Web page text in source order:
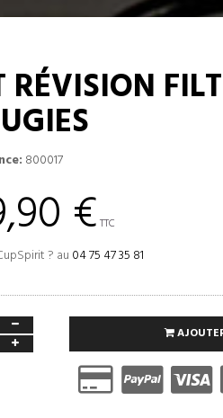
RÉVISION
800017
€TTC
? au 04 75 47 35 81